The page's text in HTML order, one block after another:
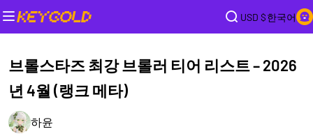
USD $한국어
브롤스타즈 최강 브롤러 티어 리스트 – 2026
년 4월 (랭크 메타)
하윤